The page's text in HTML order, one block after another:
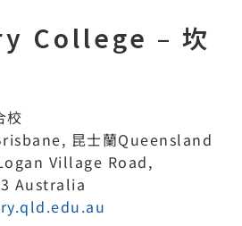
College – 坎
校
昆士蘭Queensland
Village Road,
Australia